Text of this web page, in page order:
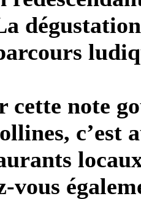
cette note
c’est
vous